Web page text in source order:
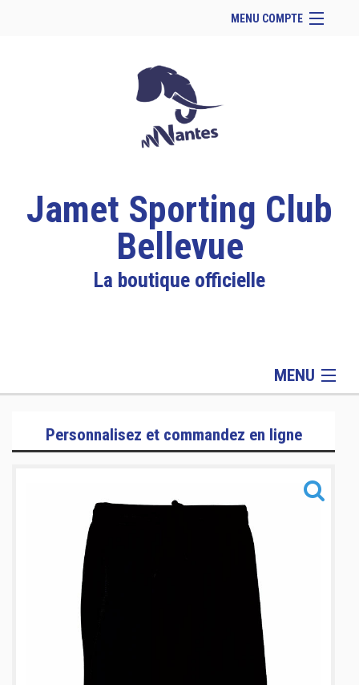
MENU COMPTE
Site Web du club
Facebook
Se connecter
Panier (vide
Jamet Sporting Club
Bellevue
La boutique officielle
MENU
Homme
Enfant
Personnalisez et commandez en ligne